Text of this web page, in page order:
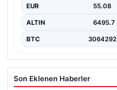
EUR 55.08
ALTIN 6495.7
BTC 3064292
Son Eklenen Haberler